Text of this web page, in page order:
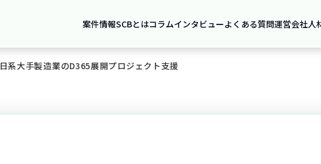
案件情報SCBとはコラムインタビューよくある質問運営会社人
日系大手製造業のD365展開プロジェクト支援